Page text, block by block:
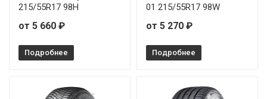
215/55R17 98H
от 5 660 ₽
Подробнее
01 215/55R17 98W
от 5 270 ₽
Подробнее